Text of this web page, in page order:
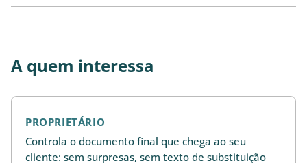
A quem interessa
PROPRIETÁRIO
Controla o documento final que chega ao seu
cliente: sem surpresas, sem texto de substituição